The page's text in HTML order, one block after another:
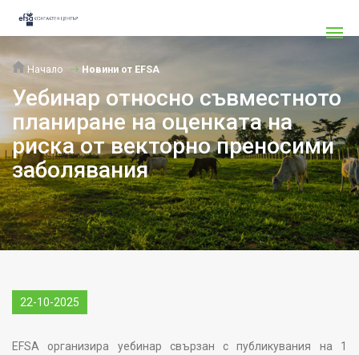
Начало Новини от EFSA
Уебинар относно съвместното
планиране на оценката на
риска от векторно преносими
заболявания
22-10-2025
EFSA организира уебинар свързан с публикувания на 1